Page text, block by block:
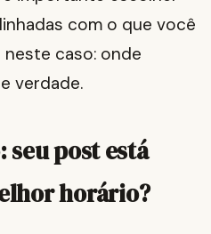
com o que você
caso: onde
verdade.
post está
horário?